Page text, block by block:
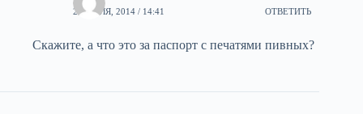
23 ИЮЛЯ, 2014 / 14:41 ОТВЕТИТЬ
Скажите, а что это за паспорт с печатями пивных?